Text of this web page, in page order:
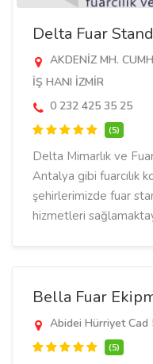
Delta Fuar
AKDENİZ MH.
İŞ HANI İZMİR
0 232 425 35 25
(5)
Delta Mimarlık ve
Antalya gibi fuarcılık
şehirlerimizde fuar
hizmetleri
Bella Fuar
Abidei Hürriyet Cad
(5)